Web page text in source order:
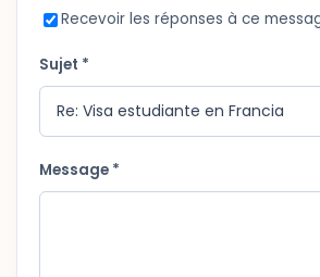
Recevoir les réponses à ce
Sujet *
Message *